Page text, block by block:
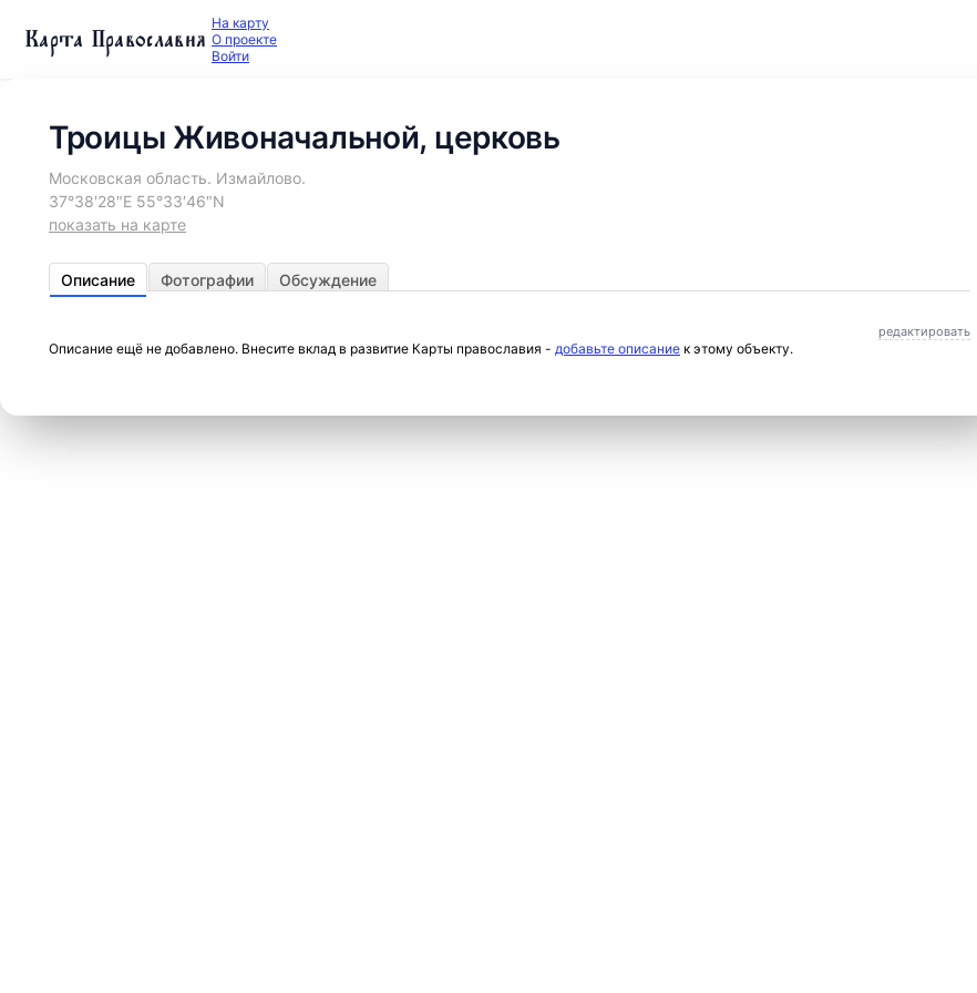
Карта Православия На карту
О проекте
Войти
Троицы Живоначальной, церковь
Московская область. Измайлово.
37°38′28″E 55°33′46″N
показать на карте
Описание Фотографии Обсуждение
редактировать
Описание ещё не добавлено. Внесите вклад в развитие Карты православия - добавьте описание к этому объекту.